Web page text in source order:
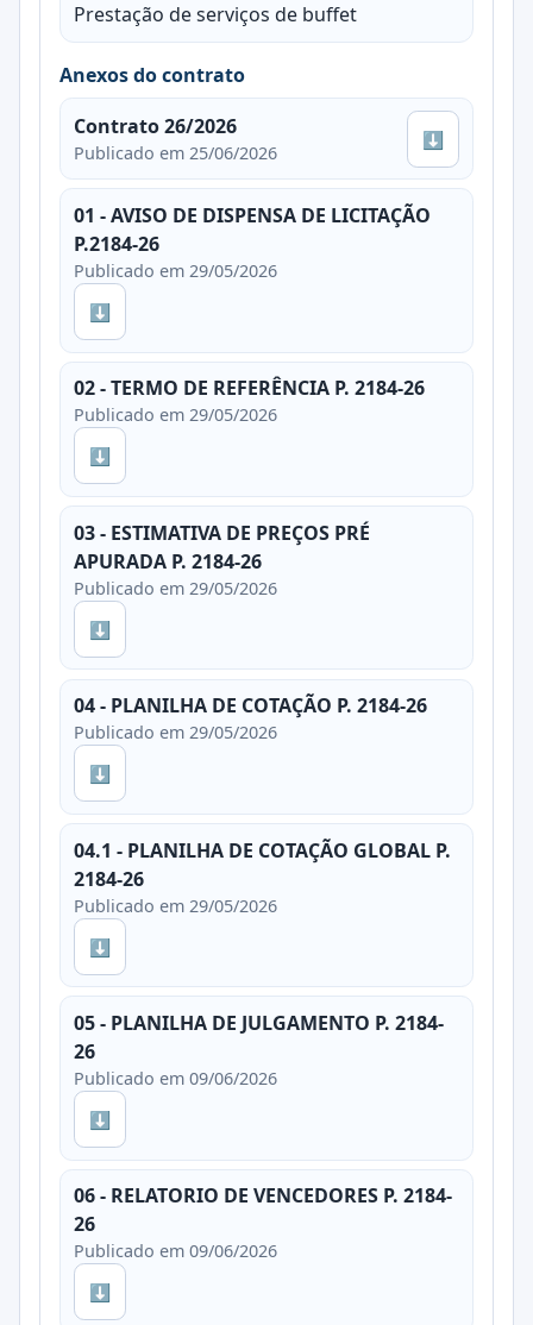
Prestação de serviços de buffet
Anexos do contrato
Contrato 26/2026
Publicado em 25/06/2026
⬇
01 - AVISO DE DISPENSA DE LICITAÇÃO
P.2184-26
Publicado em 29/05/2026
⬇
02 - TERMO DE REFERÊNCIA P. 2184-26
Publicado em 29/05/2026
⬇
03 - ESTIMATIVA DE PREÇOS PRÉ
APURADA P. 2184-26
Publicado em 29/05/2026
⬇
04 - PLANILHA DE COTAÇÃO P. 2184-26
Publicado em 29/05/2026
⬇
04.1 - PLANILHA DE COTAÇÃO GLOBAL P.
2184-26
Publicado em 29/05/2026
⬇
05 - PLANILHA DE JULGAMENTO P. 2184-
26
Publicado em 09/06/2026
⬇
06 - RELATORIO DE VENCEDORES P. 2184-
26
Publicado em 09/06/2026
⬇